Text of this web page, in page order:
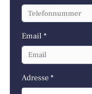
Email *
Adresse *